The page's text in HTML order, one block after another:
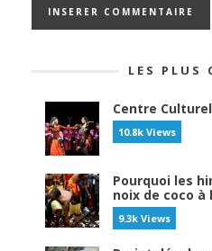
LES PLUS
Centre
10.8k Views
Pourquoi les
noix de coco à
9.3k Views